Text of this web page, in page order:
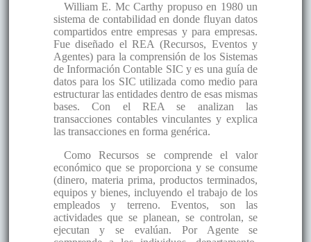
William E. Mc Carthy propuso en 1980 un
sistema de contabilidad en donde fluyan datos
compartidos entre empresas y para empresas.
Fue diseñado el REA (Recursos, Eventos y
Agentes) para la comprensión de los Sistemas
de Información Contable SIC y es una guía de
datos para los SIC utilizada como medio para
estructurar las entidades dentro de esas mismas
bases. Con el REA se analizan las
transacciones contables vinculantes y explica
las transacciones en forma genérica.
Como Recursos se comprende el valor
económico que se proporciona y se consume
(dinero, materia prima, productos terminados,
equipos y bienes, incluyendo el trabajo de los
empleados y terreno. Eventos, son las
actividades que se planean, se controlan, se
ejecutan y se evalúan. Por Agente se